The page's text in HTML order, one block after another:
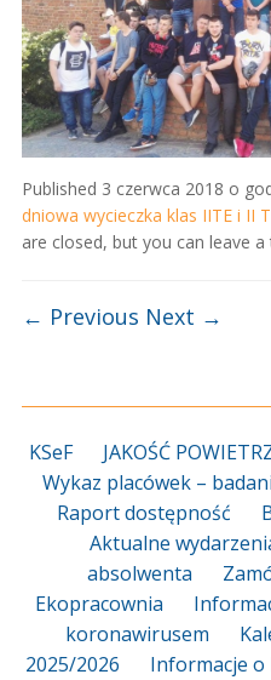
Published 3 czerwca 2018 o
dniowa wycieczka klas IITE i II
are closed, but you can leave a
← Previous Next →
KSeF
JAKOŚĆ
Wykaz placówek –
Raport dostępność
Aktualne
absolwenta
Ekopracownia
koronawirusem
2025/2026
Informacje o